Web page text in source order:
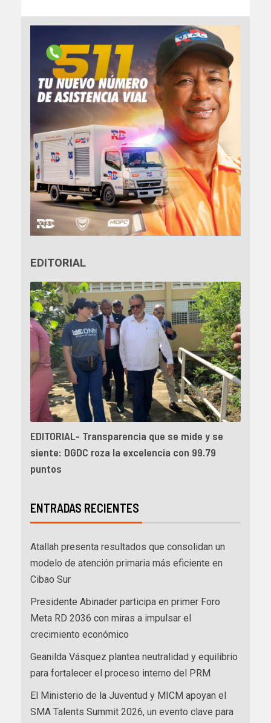
EDITORIAL
EDITORIAL- Transparencia que se mide y se
siente: DGDC roza la excelencia con 99.79
puntos
ENTRADAS RECIENTES
Atallah presenta resultados que consolidan un
modelo de atención primaria más eficiente en
Cibao Sur
Presidente Abinader participa en primer Foro
Meta RD 2036 con miras a impulsar el
crecimiento económico
Geanilda Vásquez plantea neutralidad y equilibrio
para fortalecer el proceso interno del PRM
El Ministerio de la Juventud y MICM apoyan el
SMA Talents Summit 2026, un evento clave para